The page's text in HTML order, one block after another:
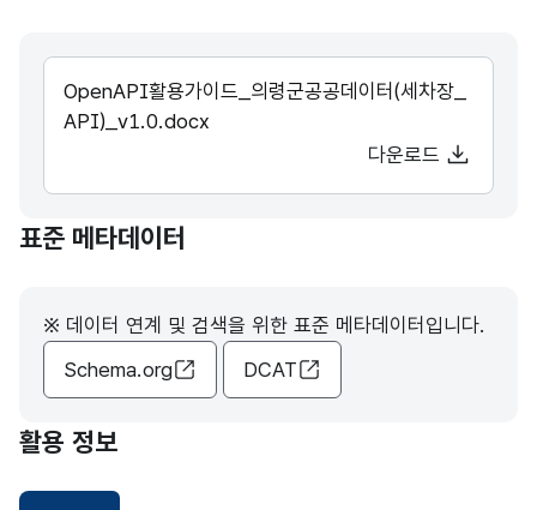
OpenAPI활용가이드_의령군공공데이터(세차장_
API)_v1.0.docx
다운로드
표준 메타데이터
※ 데이터 연계 및 검색을 위한 표준 메타데이터입니다.
Schema.org
DCAT
활용 정보